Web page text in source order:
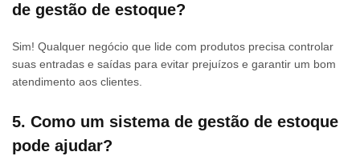
de gestão de estoque?
Sim! Qualquer negócio que lide com produtos precisa controlar
suas entradas e saídas para evitar prejuízos e garantir um bom
atendimento aos clientes.
5. Como um sistema de gestão de estoque
pode ajudar?